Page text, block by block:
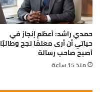
حمدي راشد: أعظم إنجاز في
حياتي أن أرى معلمًا نجح وطالبًا
أصبح صاحب رسالة
منذ 15 ساعة